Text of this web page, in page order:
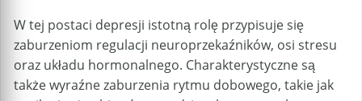
W tej postaci depresji istotną rolę przypisuje się
zaburzeniom regulacji neuroprzekaźników, osi stresu
oraz układu hormonalnego. Charakterystyczne są
także wyraźne zaburzenia rytmu dobowego, takie jak